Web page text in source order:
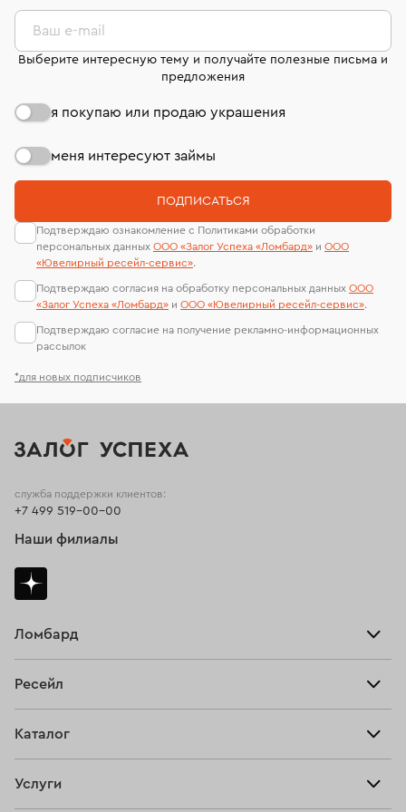
комиссионных украшений и часов смотрите на
странице«Возврат украшений»
лабораторий
*для новых подписчиков
Ваш e-mail
Выберите интересную тему и получайте полезные письма и
предложения
я покупаю или продаю украшения
меня интересуют займы
ПОДПИСАТЬСЯ
Подтверждаю ознакомление с Политиками обработки
персональных данных ООО «Залог Успеха «Ломбард» и ООО
«Ювелирный ресейл-сервиc».
Подтверждаю согласия на обработку персональных данных ООО
«Залог Успеха «Ломбард» и ООО «Ювелирный ресейл-сервиc».
Подтверждаю согласие на получение рекламно-информационных
рассылок
Ломбард
Тарифы
Ресейл
Купить
Каталог
Услуги
служба поддержки клиентов:
+7 499 519-00-00
Наши филиалы